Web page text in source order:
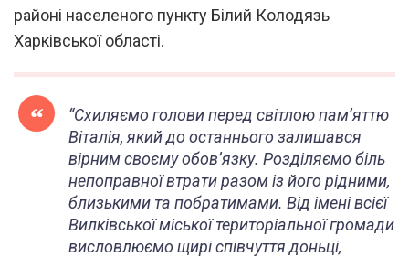
районі населеного пункту Білий Колодязь
Харківської області.
“Схиляємо голови перед світлою пам’яттю
Віталія, який до останнього залишався
вірним своєму обов’язку. Розділяємо біль
непоправної втрати разом із його рідними,
близькими та побратимами. Від імені всієї
Вилківської міської територіальної громади
висловлюємо щирі співчуття доньці,